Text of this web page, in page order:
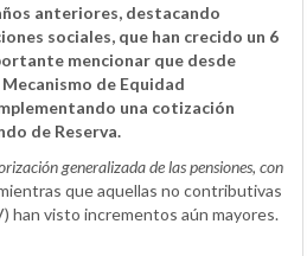
anteriores, destacando
sociales, que han crecido un 6
mencionar que desde
de Equidad
una cotización
de Reserva.
generalizada de las pensiones, con
que aquellas no contributivas
han visto incrementos aún mayores.